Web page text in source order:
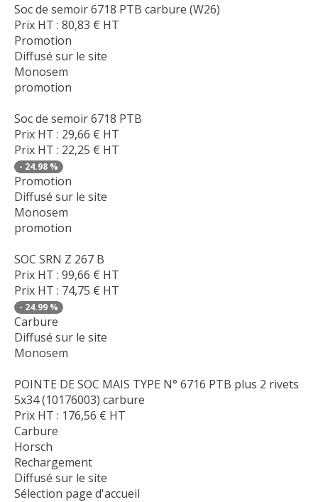
Soc de semoir 6718 PTB carbure (W26)
Prix HT : 80,83 € HT
Promotion
Diffusé sur le site
Monosem
promotion
Soc de semoir 6718 PTB
Prix HT : 29,66 € HT
Prix HT : 22,25 € HT
- 24.98 %
Promotion
Diffusé sur le site
Monosem
promotion
SOC SRN Z 267 B
Prix HT : 99,66 € HT
Prix HT : 74,75 € HT
- 24.99 %
Carbure
Diffusé sur le site
Monosem
POINTE DE SOC MAIS TYPE N° 6716 PTB plus 2 rivets
5x34 (10176003) carbure
Prix HT : 176,56 € HT
Carbure
Horsch
Rechargement
Diffusé sur le site
Sélection page d'accueil